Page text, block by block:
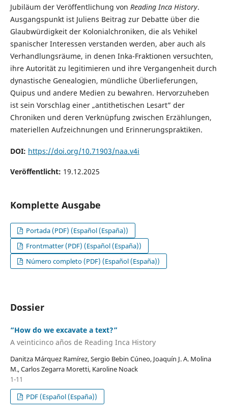
Jubiläum der Veröffentlichung von Reading Inca History.
Ausgangspunkt ist Juliens Beitrag zur Debatte über die
Glaubwürdigkeit der Kolonialchroniken, die als Vehikel
spanischer Interessen verstanden werden, aber auch als
Verhandlungsräume, in denen Inka-Fraktionen versuchten,
ihre Autorität zu legitimieren und ihre Vergangenheit durch
dynastische Genealogien, mündliche Überlieferungen,
Quipus und andere Medien zu bewahren. Hervorzuheben
ist sein Vorschlag einer „antithetischen Lesart” der
Chroniken und deren Verknüpfung zwischen Erzählungen,
materiellen Aufzeichnungen und Erinnerungspraktiken.
DOI: https://doi.org/10.71903/naa.v4i
Veröffentlicht: 19.12.2025
Komplette Ausgabe
Portada (PDF) (Español (España))
Frontmatter (PDF) (Español (España))
Número completo (PDF) (Español (España))
Dossier
“How do we excavate a text?”
A veinticinco años de Reading Inca History
Danitza Márquez Ramírez, Sergio Bebin Cúneo, Joaquín J. A. Molina
M., Carlos Zegarra Moretti, Karoline Noack
1-11
PDF (Español (España))